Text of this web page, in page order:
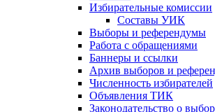
Избирательные комиссии
Составы УИК
Выборы и референдумы
Работа с обращениями
Баннеры и ссылки
Архив выборов и
Численность избирателей
Объявления ТИК
Законодательство о